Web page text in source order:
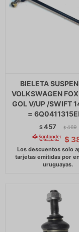
BIELETA
VOLKSWAGEN
GOL V/UP /SWIFT
=
$457 $ 469
$